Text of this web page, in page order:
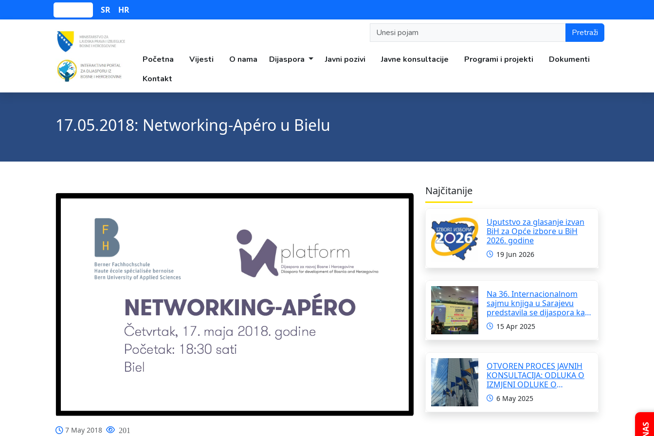
SR HR
Pretraži
Početna Vijesti O nama Dijaspora Javni pozivi Javne konsultacije Programi i projekti
Dokumenti
Kontakt
17.05.2018: Networking-Apéro u Bielu
7 May 2018 201
Najčitanije
Uputstvo za glasanje izvan
BiH za Opće izbore u BiH
2026. godine
19 Jun 2026
Na 36. Internacionalnom
sajmu knjiga u Sarajevu
predstavila se dijaspora kao
i domaći pisci i umjetnici
15 Apr 2025
OTVOREN PROCES JAVNIH
KONSULTACIJA: ODLUKA O
IZMJENI ODLUKE O
FORMIRANJU
INTERRESORNE RADNE
GRUPE ZA IZRADU
6 May 2025